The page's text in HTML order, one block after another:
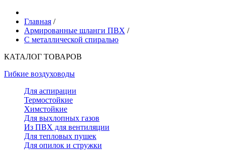
Главная /
Армированные шланги ПВХ /
С металлической спиралью
КАТАЛОГ ТОВАРОВ
Гибкие воздуховоды
Для аспирации
Термостойкие
Химстойкие
Для выхлопных газов
Из ПВХ для вентиляции
Для тепловых пушек
Для опилок и стружки